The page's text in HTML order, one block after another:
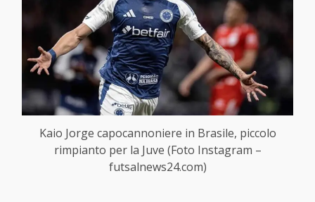
Kaio Jorge capocannoniere in Brasile, piccolo
rimpianto per la Juve (Foto Instagram –
futsalnews24.com)